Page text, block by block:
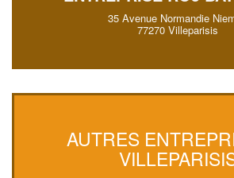
35 Avenue Normandie
77270 Villeparisis
AUTRES